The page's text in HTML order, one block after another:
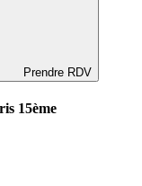
Prendre RDV
15ème